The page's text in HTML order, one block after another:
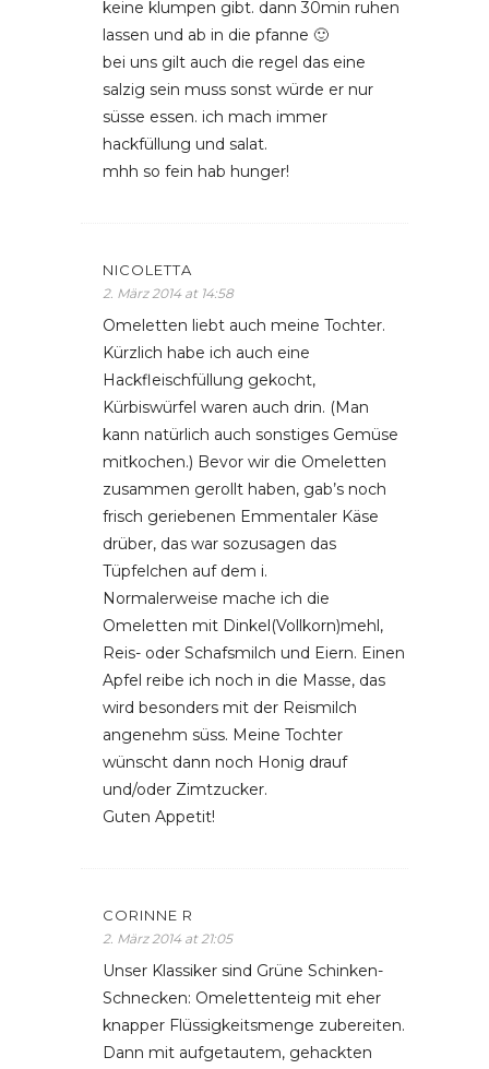
keine klumpen gibt. dann 30min ruhen
lassen und ab in die pfanne 🙂
bei uns gilt auch die regel das eine
salzig sein muss sonst würde er nur
süsse essen. ich mach immer
hackfüllung und salat.
mhh so fein hab hunger!
NICOLETTA
2. März 2014 at 14:58
Omeletten liebt auch meine Tochter.
Kürzlich habe ich auch eine
Hackfleischfüllung gekocht,
Kürbiswürfel waren auch drin. (Man
kann natürlich auch sonstiges Gemüse
mitkochen.) Bevor wir die Omeletten
zusammen gerollt haben, gab’s noch
frisch geriebenen Emmentaler Käse
drüber, das war sozusagen das
Tüpfelchen auf dem i.
Normalerweise mache ich die
Omeletten mit Dinkel(Vollkorn)mehl,
Reis- oder Schafsmilch und Eiern. Einen
Apfel reibe ich noch in die Masse, das
wird besonders mit der Reismilch
angenehm süss. Meine Tochter
wünscht dann noch Honig drauf
und/oder Zimtzucker.
Guten Appetit!
CORINNE R
2. März 2014 at 21:05
Unser Klassiker sind Grüne Schinken-
Schnecken: Omelettenteig mit eher
knapper Flüssigkeitsmenge zubereiten.
Dann mit aufgetautem, gehackten